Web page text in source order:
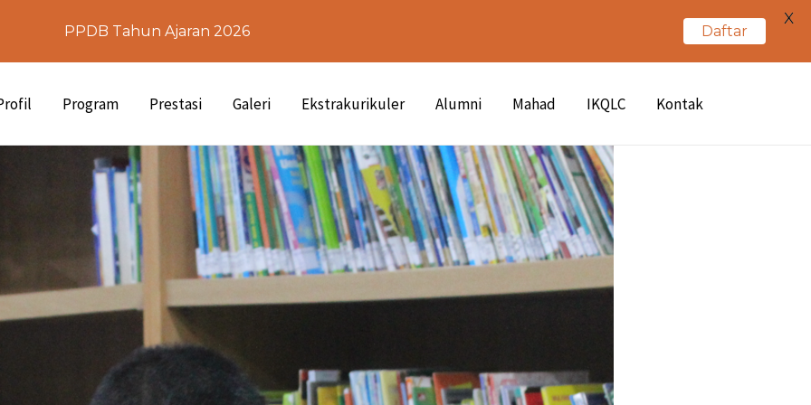
Program Prestasi Galeri Ekstrakurikuler Alumni Mahad IKQLC Kontak
PPDB Tahun Ajaran 2026 Daftar
X